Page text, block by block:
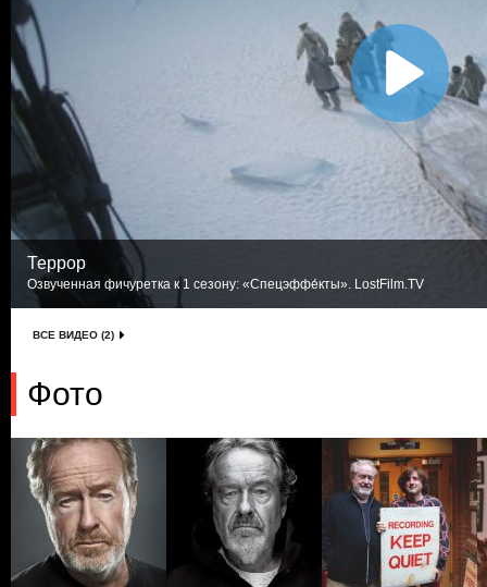
Террор
Озвученная фичуретка к 1 сезону: «Спецэффе́кты». LostFilm.TV
ВСЕ ВИДЕО (2)
Фото